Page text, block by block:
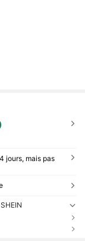
jours, mais pas